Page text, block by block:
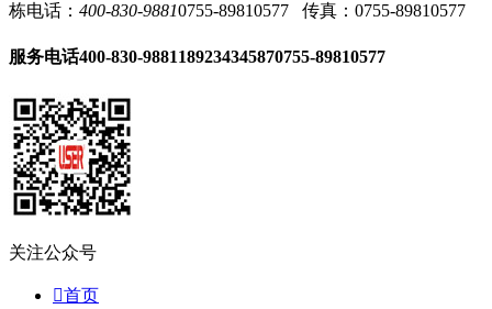
栋电话： 400-830-98810755-89810577 传真：0755-89810577
服务电话400-830-9881189234345870755-89810577
关注公众号
首页